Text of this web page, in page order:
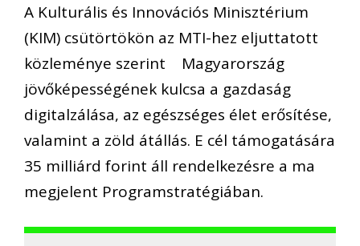
A Kulturális és Innovációs Minisztérium
(KIM) csütörtökön az MTI-hez eljuttatott
közleménye szerint Magyarország
jövőképességének kulcsa a gazdaság
digitalzálása, az egészséges élet erősítése,
valamint a zöld átállás. E cél támogatására
35 milliárd forint áll rendelkezésre a ma
megjelent Programstratégiában.